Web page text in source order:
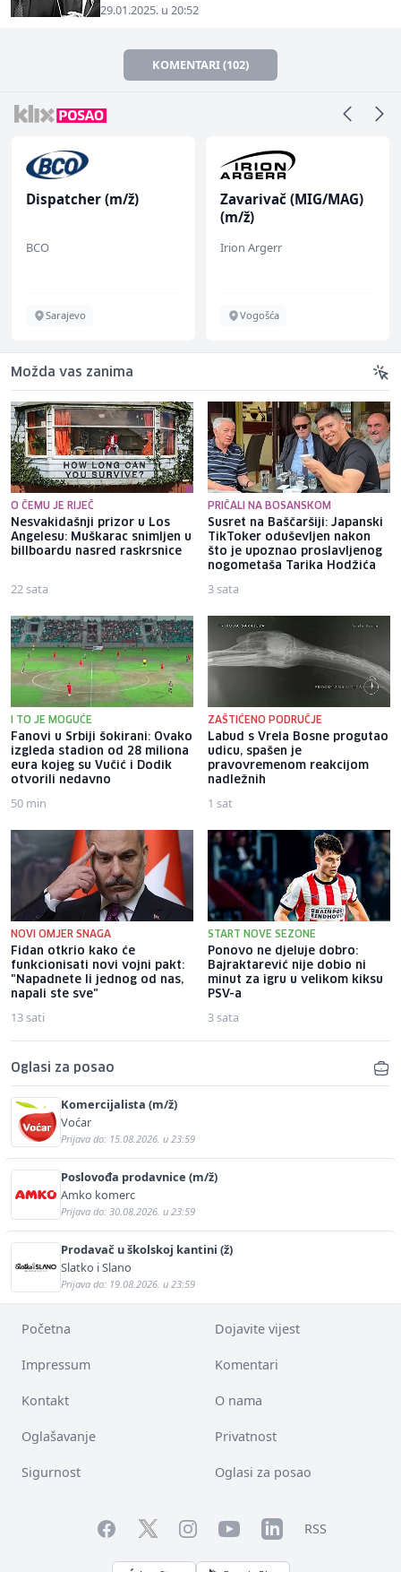
29.01.2025. u 20:52
KOMENTARI (102)
Dispatcher (m/ž)
BCO
Sarajevo
Zavarivač (MIG/MAG)
(m/ž)
Irion Argerr
Vogošća
Možda vas zanima
O ČEMU JE RIJEČ
Nesvakidašnji prizor u Los
Angelesu: Muškarac snimljen u
billboardu nasred raskrsnice
22 sata
PRIČALI NA BOSANSKOM
Susret na Baščaršiji: Japanski
TikToker oduševljen nakon
što je upoznao proslavljenog
nogometaša Tarika Hodžića
3 sata
I TO JE MOGUĆE
Fanovi u Srbiji šokirani: Ovako
izgleda stadion od 28 miliona
eura kojeg su Vučić i Dodik
otvorili nedavno
50 min
ZAŠTIĆENO PODRUČJE
Labud s Vrela Bosne progutao
udicu, spašen je
pravovremenom reakcijom
nadležnih
1 sat
NOVI OMJER SNAGA
Fidan otkrio kako će
funkcionisati novi vojni pakt:
"Napadnete li jednog od nas,
napali ste sve"
13 sati
START NOVE SEZONE
Ponovo ne djeluje dobro:
Bajraktarević nije dobio ni
minut za igru u velikom kiksu
PSV-a
3 sata
Oglasi za posao
Komercijalista (m/ž)
Voćar
Prijava do: 15.08.2026. u 23:59
Poslovođa prodavnice (m/ž)
Amko komerc
Prijava do: 30.08.2026. u 23:59
Prodavač u školskoj kantini (ž)
Slatko i Slano
Prijava do: 19.08.2026. u 23:59
Početna Dojavite vijest
Impressum Komentari
Kontakt O nama
Oglašavanje Privatnost
Sigurnost Oglasi za posao
FacebookTwitterInstagramYouTubeLinkedInRSS